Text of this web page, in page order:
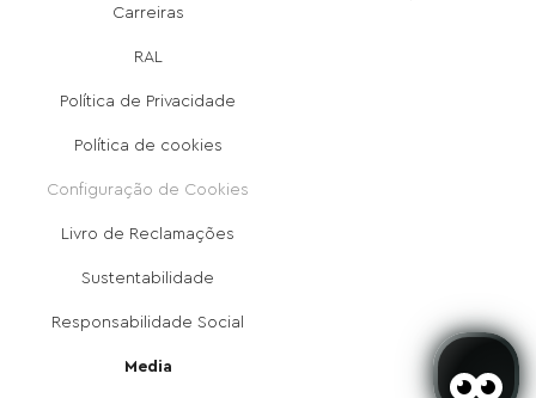
Carreiras
RAL
Política de Privacidade
Política de cookies
Configuração de Cookies
Livro de Reclamações
Sustentabilidade
Responsabilidade Social
Media